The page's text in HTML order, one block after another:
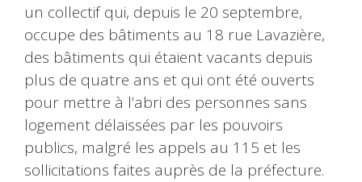
un collectif qui, depuis le 20 septembre,
occupe des bâtiments au 18 rue Lavazière,
des bâtiments qui étaient vacants depuis
plus de quatre ans et qui ont été ouverts
pour mettre à l’abri des personnes sans
logement délaissées par les pouvoirs
publics, malgré les appels au 115 et les
sollicitations faites auprès de la préfecture.